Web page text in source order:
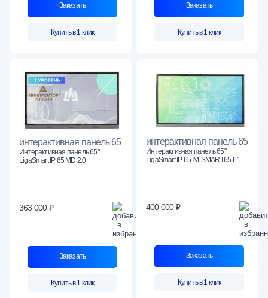
Заказать
Купить в 1 клик
Заказать
Купить в 1 клик
интерактивная панель 65
Интерактивная панель 65"
LigaSmart IP 65 MD 2.0
363 000 ₽
Заказать
Купить в 1 клик
интерактивная панель 65
Интерактивная панель 65"
LigaSmart IP 65 IM-SMART65-L1
400 000 ₽
Заказать
Купить в 1 клик